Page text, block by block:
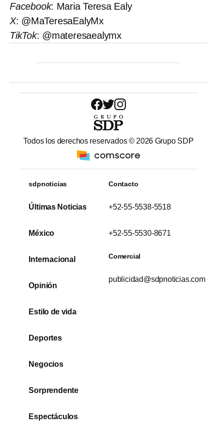
Facebook: Maria Teresa Ealy
X: @MaTeresaEalyMx
TikTok: @materesaealymx
Todos los derechos reservados © 2026 Grupo SDP
sdpnoticias
Últimas Noticias
México
Internacional
Opinión
Estilo de vida
Deportes
Negocios
Sorprendente
Espectáculos
Contacto
+52-55-5538-5518
+52-55-5530-8671
Comercial
publicidad@sdpnoticias.com